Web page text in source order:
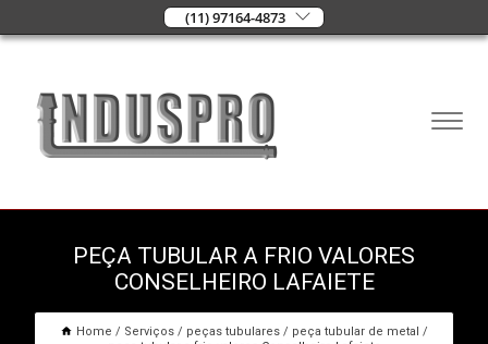
(11) 97164-4873
PEÇA TUBULAR A FRIO VALORES
CONSELHEIRO LAFAIETE
Home Serviços peças tubulares
peça tubular de metal